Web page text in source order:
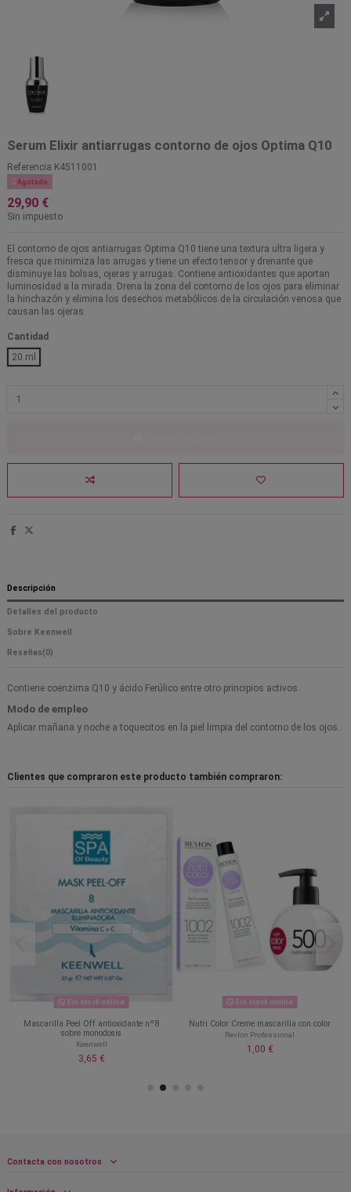
Serum Elixir antiarrugas contorno de ojos Optima Q10
Referencia K4511001
 Agotado
29,90 €
Sin impuesto
El contorno de ojos antiarrugas Optima Q10 tiene una textura ultra ligera y
fresca que minimiza las arrugas y tiene un efecto tensor y drenante que
disminuye las bolsas, ojeras y arrugas. Contiene antioxidantes que aportan
luminosidad a la mirada. Drena la zona del contorno de los ojos para eliminar
la hinchazón y elimina los desechos metabólicos de la circulación venosa que
causan las ojeras.
Cantidad
20 ml
Descripción
Detalles del producto
Sobre Keenwell
Reseñas(0)
Contiene coenzima Q10 y ácido Ferúlico entre otro principios activos.
Modo de empleo
Aplicar mañana y noche a toquecitos en la piel limpia del contorno de los ojos.
Clientes que compraron este producto también compraron:
Sin stock online
Mascarilla Peel Off antioxidante nº8
sobre monodosis
Keenwell
3,65 €
Sin stock online
Nutri Color Creme mascarilla con color
Revlon Professional
1,00 €
Contacta con nosotros